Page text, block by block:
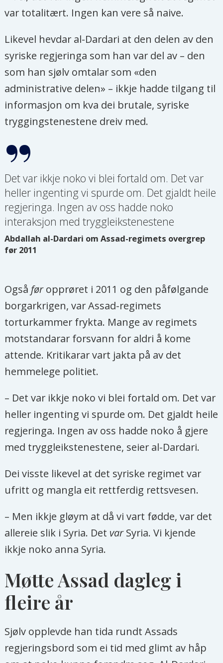
var totalitært. Ingen kan vere så naive.
Likevel hevdar al-Dardari at den delen av den
syriske regjeringa som han var del av – den
som han sjølv omtalar som «den
administrative delen» – ikkje hadde tilgang til
informasjon om kva dei brutale, syriske
tryggingstenestene dreiv med.
Det var ikkje noko vi blei fortald om. Det var
heller ingenting vi spurde om. Det gjaldt heile
regjeringa. Ingen av oss hadde noko
interaksjon med tryggleikstenestene
Abdallah al-Dardari om Assad-regimets overgrep
før 2011
Ogsåføropprøret i 2011 og den påfølgande
borgarkrigen, var Assad-regimets
torturkammer frykta. Mange av regimets
motstandarar forsvann for aldri å kome
attende. Kritikarar vart jakta på av det
hemmelege politiet.
– Det var ikkje noko vi blei fortald om. Det var
heller ingenting vi spurde om. Det gjaldt heile
regjeringa. Ingen av oss hadde noko å gjere
med tryggleikstenestene, seier al-Dardari.
Dei visste likevel at det syriske regimet var
ufritt og mangla eit rettferdig rettsvesen.
– Men ikkje gløym at då vi vart fødde, var det
allereie slik i Syria. Det varSyria. Vi kjende
ikkje noko anna Syria.
Møtte Assad dagleg i
fleire år
Sjølv opplevde han tida rundt Assads
regjeringsbord som ei tid med glimt av håp